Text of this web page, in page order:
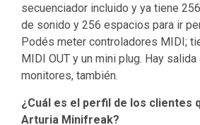
secuenciador incluido y ya tiene
de sonido y 256 espacios para ir
Podés meter controladores MIDI;
MIDI OUT y un mini plug. Hay
monitores, también.
¿Cuál es el perfil de los clientes
Arturia Minifreak?